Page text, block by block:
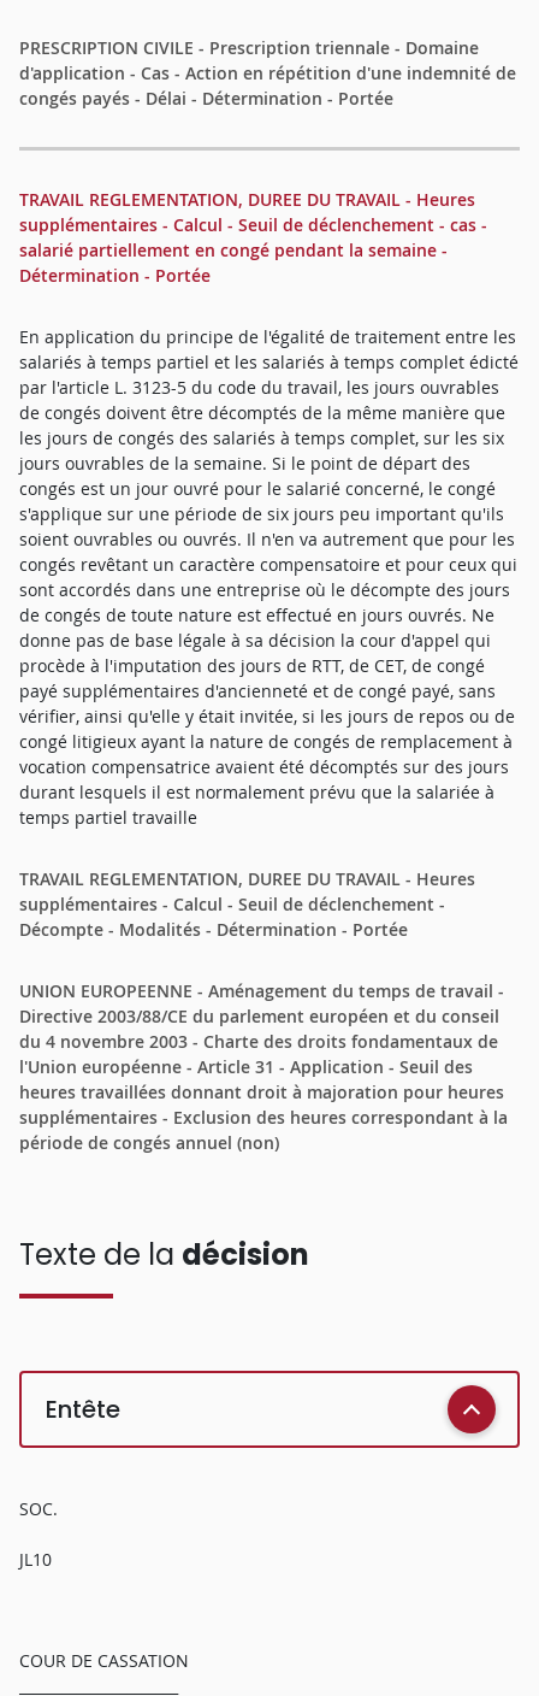
PRESCRIPTION CIVILE - Prescription triennale - Domaine
d'application - Cas - Action en répétition d'une indemnité de
congés payés - Délai - Détermination - Portée
TRAVAIL REGLEMENTATION, DUREE DU TRAVAIL - Heures
supplémentaires - Calcul - Seuil de déclenchement - cas -
salarié partiellement en congé pendant la semaine -
Détermination - Portée
En application du principe de l'égalité de traitement entre les
salariés à temps partiel et les salariés à temps complet édicté
par l'article L. 3123-5 du code du travail, les jours ouvrables
de congés doivent être décomptés de la même manière que
les jours de congés des salariés à temps complet, sur les six
jours ouvrables de la semaine. Si le point de départ des
congés est un jour ouvré pour le salarié concerné, le congé
s'applique sur une période de six jours peu important qu'ils
soient ouvrables ou ouvrés. Il n'en va autrement que pour les
congés revêtant un caractère compensatoire et pour ceux qui
sont accordés dans une entreprise où le décompte des jours
de congés de toute nature est effectué en jours ouvrés. Ne
donne pas de base légale à sa décision la cour d'appel qui
procède à l'imputation des jours de RTT, de CET, de congé
payé supplémentaires d'ancienneté et de congé payé, sans
vérifier, ainsi qu'elle y était invitée, si les jours de repos ou de
congé litigieux ayant la nature de congés de remplacement à
vocation compensatrice avaient été décomptés sur des jours
durant lesquels il est normalement prévu que la salariée à
temps partiel travaille
TRAVAIL REGLEMENTATION, DUREE DU TRAVAIL - Heures
supplémentaires - Calcul - Seuil de déclenchement -
Décompte - Modalités - Détermination - Portée
UNION EUROPEENNE - Aménagement du temps de travail -
Directive 2003/88/CE du parlement européen et du conseil
du 4 novembre 2003 - Charte des droits fondamentaux de
l'Union européenne - Article 31 - Application - Seuil des
heures travaillées donnant droit à majoration pour heures
supplémentaires - Exclusion des heures correspondant à la
période de congés annuel (non)
Texte de la décision
Entête
SOC.
JL10
COUR DE CASSATION